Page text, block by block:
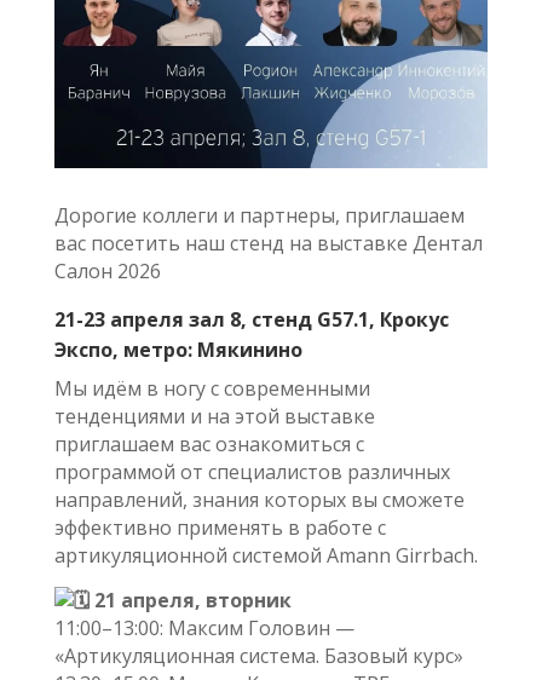
Дорогие коллеги и партнеры, приглашаем
вас посетить наш стенд на выставке Дентал
Салон 2026
21-23 апреля зал 8, стенд G57.1, Крокус
Экспо, метро: Мякинино
Мы идём в ногу с современными
тенденциями и на этой выставке
приглашаем вас ознакомиться с
программой от специалистов различных
направлений, знания которых вы сможете
эффективно применять в работе с
артикуляционной системой Amann Girrbach.
21 апреля, вторник
11:00–13:00: Максим Головин —
«Артикуляционная система. Базовый курс»